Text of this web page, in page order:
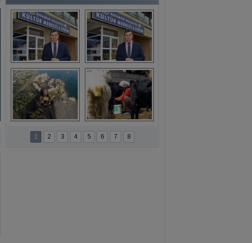
Başkan Türe'den
sansür açıklaması
Mahsun
Kırmızıgül’ün
filmine başkan
Mehmet Türe’den
sansür!
paraşütüne ilgi
artıyor
Hatice Gelin
belgeseli
1 2 3 4 5 6 7 8